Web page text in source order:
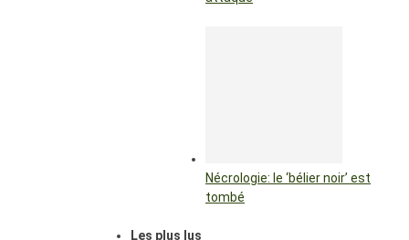
Nécrologie: le ‘bélier noir’ est
tombé
Les plus lus